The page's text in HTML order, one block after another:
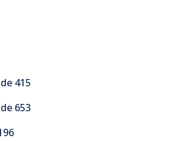
415
653